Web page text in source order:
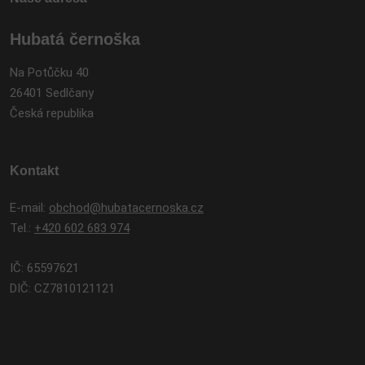
Hubatá černoška
Na Potůčku 40
26401 Sedlčany
Česká republika
Kontakt
E-mail: obchod@hubatacernoska.cz
Tel.: +420 602 683 974
IČ: 65597621
DIČ: CZ7810121121